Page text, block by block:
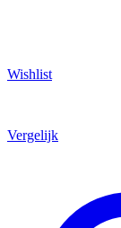
Wishlist
Vergelijk